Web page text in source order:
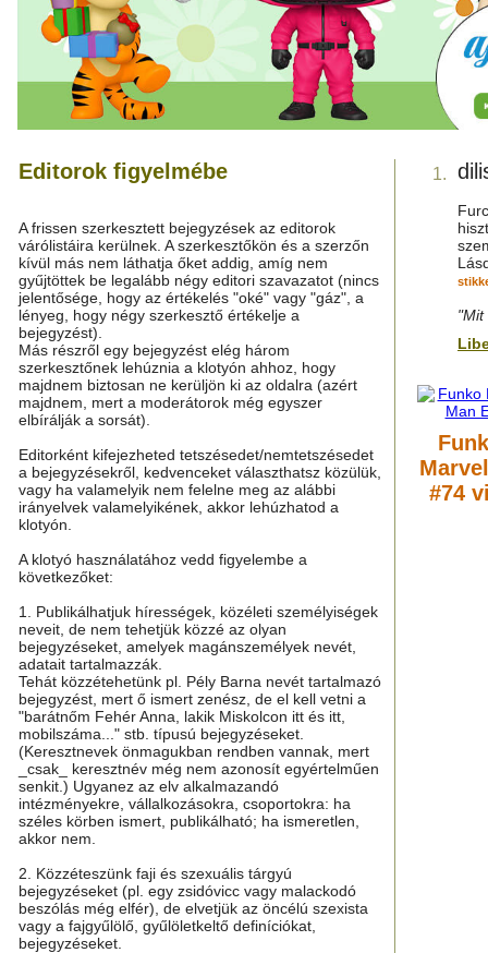
Editorok figyelmébe
A frissen szerkesztett bejegyzések az editorok
várólistáira kerülnek. A szerkesztőkön és a szerzőn
kívül más nem láthatja őket addig, amíg nem
gyűjtöttek be legalább négy editori szavazatot (nincs
jelentősége, hogy az értékelés "oké" vagy "gáz", a
lényeg, hogy négy szerkesztő értékelje a
bejegyzést).
Más részről egy bejegyzést elég három
szerkesztőnek lehúznia a klotyón ahhoz, hogy
majdnem biztosan ne kerüljön ki az oldalra (azért
majdnem, mert a moderátorok még egyszer
elbírálják a sorsát).
Editorként kifejezheted tetszésedet/nemtetszésedet
a bejegyzésekről, kedvenceket választhatsz közülük,
vagy ha valamelyik nem felelne meg az alábbi
irányelvek valamelyikének, akkor lehúzhatod a
klotyón.
A klotyó használatához vedd figyelembe a
következőket:
1. Publikálhatjuk hírességek, közéleti személyiségek
neveit, de nem tehetjük közzé az olyan
bejegyzéseket, amelyek magánszemélyek nevét,
adatait tartalmazzák.
Tehát közzétehetünk pl. Pély Barna nevét tartalmazó
bejegyzést, mert ő ismert zenész, de el kell vetni a
"barátnőm Fehér Anna, lakik Miskolcon itt és itt,
mobilszáma..." stb. típusú bejegyzéseket.
(Keresztnevek önmagukban rendben vannak, mert
_csak_ keresztnév még nem azonosít egyértelműen
senkit.) Ugyanez az elv alkalmazandó
intézményekre, vállalkozásokra, csoportokra: ha
széles körben ismert, publikálható; ha ismeretlen,
akkor nem.
2. Közzéteszünk faji és szexuális tárgyú
bejegyzéseket (pl. egy zsidóvicc vagy malackodó
beszólás még elfér), de elvetjük az öncélú szexista
vagy a fajgyűlölő, gyűlöletkeltő definíciókat,
bejegyzéseket.
1.
"Mit
#74